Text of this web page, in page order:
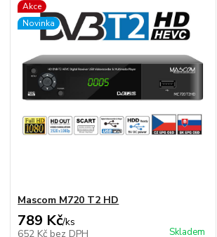
Akce
Novinka
Mascom M720 T2 HD
789 Kč/ks
652 Kč bez DPH Skladem